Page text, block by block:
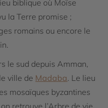
biblique où Moïse
la Terre promise ;
romains ou encore le
le sud depuis Amman,
ville de Madaba. Le lieu
mosaïques byzantines